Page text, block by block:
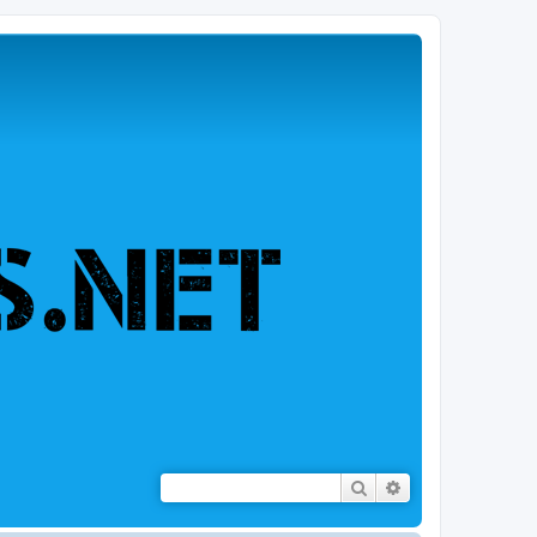
Rechercher